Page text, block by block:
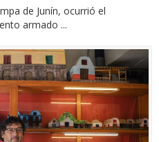
de Junín, ocurrió el
armado ...